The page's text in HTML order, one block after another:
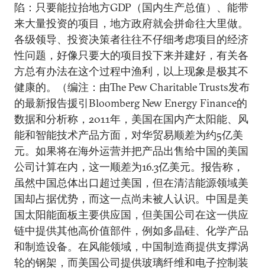
陷：只要能拉抬地方GDP（国内生产总值）、能带
来大量投资的项目，地方政府就会拼命往大里做。
各级领导、投资决策者往往不仔细考虑项目的经济
性问题，好像只要大的项目投下来并建好，有关各
方总有办法在这个过程中渔利，以上现象是极其不
健康的。（编注：由The Pew Charitable Trusts发布
的最新报告援引Bloomberg New Energy Finance的
数据和分析称，2011年，美国在国内产太阳能、风
能和智能技术产品方面，对华贸易顺差为约5亿美
元。如果将在海外运营并把产品出售给中国的美国
公司计算在内，这一顺差为16.3亿美元。报告称，
虽然中国总体出口超过美国，但在清洁能源领域美
国却占据优势，而这一点尚未被人认识。中国是美
国太阳能面板主要供应国，但美国公司在这一供应
链中提供其他高价值部件，例如多晶硅、化学产品
和制造设备。在风能领域，中国制造商提供支撑涡
轮的钢架，而美国公司提供玻璃纤维和电子控制装